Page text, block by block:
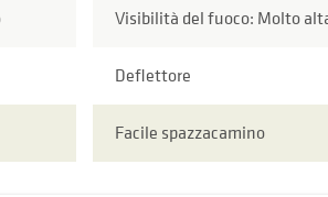
Visibilità del fuoco: Molto
Deflettore
Facile spazzacamino